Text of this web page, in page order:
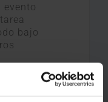
evento
bajo